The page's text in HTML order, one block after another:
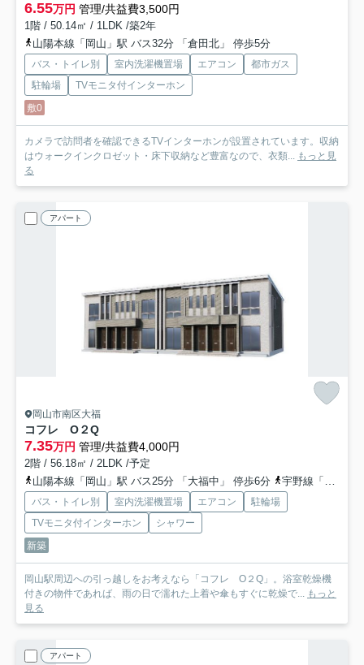
6.55万円 管理/共益費3,500円
1階 / 50.14㎡ / 1LDK /築2年
山陽本線「岡山」駅 バス32分 「倉田北」 停歩5分
バス・トイレ別 室内洗濯機置場 エアコン
都市ガス
駐輪場
TVモニタ付インターホン
敷0
カメラで訪問者を確認できるTVインターホンが設置されています。収納
はウォークインクロゼット・床下収納など豊富なので、衣類...
もっと見
る
アパート
岡山市南区大福
コフレ O２Q
7.35万円 管理/共益費4,000円
2階 / 56.18㎡ / 2LDK /予定
山陽本線「岡山」駅 バス25分 「大福中」 停歩6分
宇野線「備前西市」駅 徒歩31分
バス・トイレ別 室内洗濯機置場 エアコン
駐輪場
TVモニタ付インターホン
シャワー
新築
岡山駅周辺への引っ越しをお考えなら「コフレ O２Q」。浴室乾燥機
付きの物件であれば、雨の日で濡れた上着や傘もすぐに乾燥で...
もっと
見る
アパート